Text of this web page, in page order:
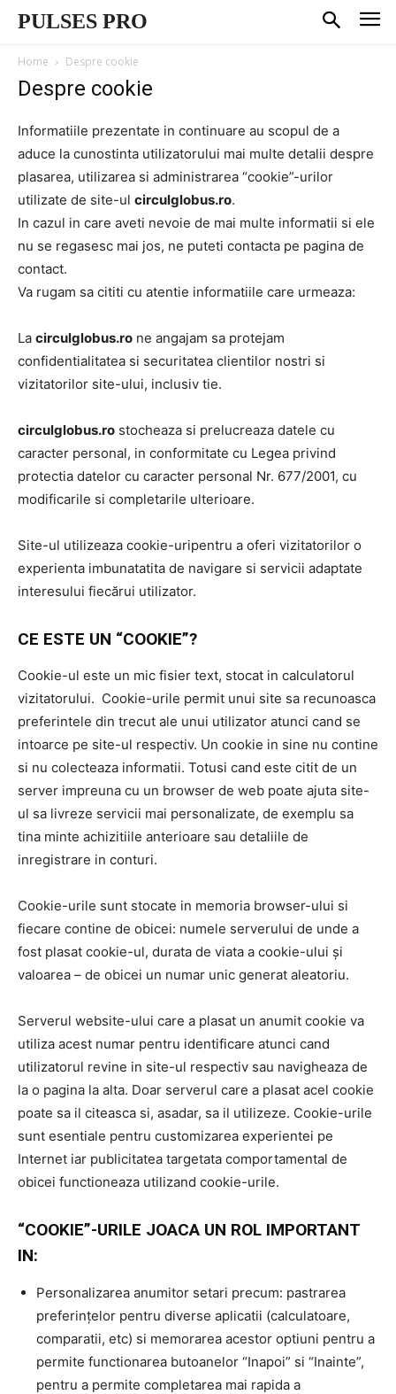
PULSES PRO
Home Despre cookie
Despre cookie
Informatiile prezentate in continuare au scopul de a
aduce la cunostinta utilizatorului mai multe detalii despre
plasarea, utilizarea si administrarea “cookie”-urilor
utilizate de site-ul circulglobus.ro.
In cazul in care aveti nevoie de mai multe informatii si ele
nu se regasesc mai jos, ne puteti contacta pe pagina de
contact.
Va rugam sa cititi cu atentie informatiile care urmeaza:
La circulglobus.ro ne angajam sa protejam
confidentialitatea si securitatea clientilor nostri si
vizitatorilor site-ului, inclusiv tie.
circulglobus.ro stocheaza si prelucreaza datele cu
caracter personal, in conformitate cu Legea privind
protectia datelor cu caracter personal Nr. 677/2001, cu
modificarile si completarile ulterioare.
Site-ul utilizeaza cookie-uripentru a oferi vizitatorilor o
experienta imbunatatita de navigare si servicii adaptate
interesului fiecărui utilizator.
CE ESTE UN “COOKIE”?
Cookie-ul este un mic fisier text, stocat in calculatorul
vizitatorului. Cookie-urile permit unui site sa recunoasca
preferintele din trecut ale unui utilizator atunci cand se
intoarce pe site-ul respectiv. Un cookie in sine nu contine
si nu colecteaza informatii. Totusi cand este citit de un
server impreuna cu un browser de web poate ajuta site-
ul sa livreze servicii mai personalizate, de exemplu sa
tina minte achizitiile anterioare sau detaliile de
inregistrare in conturi.
Cookie-urile sunt stocate in memoria browser-ului si
fiecare contine de obicei: numele serverului de unde a
fost plasat cookie-ul, durata de viata a cookie-ului și
valoarea – de obicei un numar unic generat aleatoriu.
Serverul website-ului care a plasat un anumit cookie va
utiliza acest numar pentru identificare atunci cand
utilizatorul revine in site-ul respectiv sau navigheaza de
la o pagina la alta. Doar serverul care a plasat acel cookie
poate sa il citeasca si, asadar, sa il utilizeze. Cookie-urile
sunt esentiale pentru customizarea experientei pe
Internet iar publicitatea targetata comportamental de
obicei functioneaza utilizand cookie-urile.
“COOKIE”-URILE JOACA UN ROL IMPORTANT
IN:
Personalizarea anumitor setari precum: pastrarea
preferințelor pentru diverse aplicatii (calculatoare,
comparatii, etc) si memorarea acestor optiuni pentru a
permite functionarea butoanelor “Inapoi” si “Inainte”,
pentru a permite completarea mai rapida a